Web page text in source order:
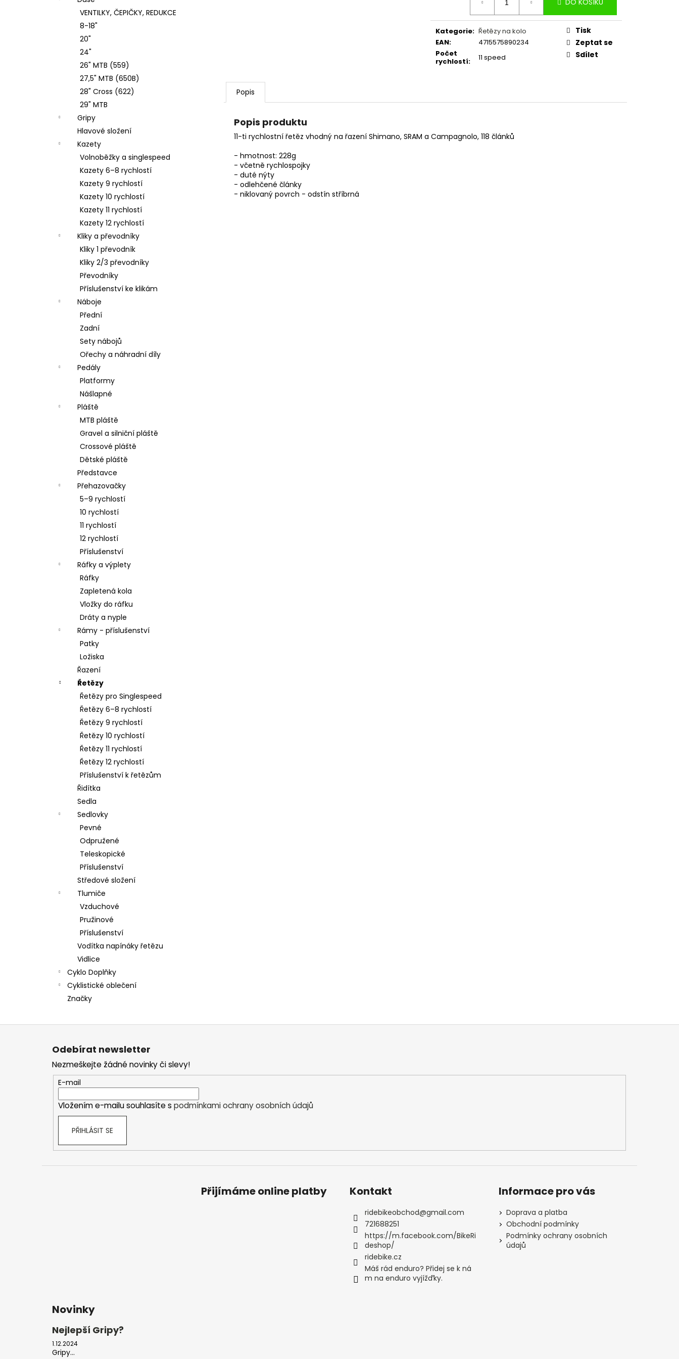
VENTILKY, ČEPIČKY, REDUKCE
8-18"
20"
24"
26" MTB (559)
27,5" MTB (650B)
28" Cross (622)
29" MTB
Gripy
Hlavové složení
Kazety
Volnoběžky a singlespeed
Kazety 6–8 rychlostí
Kazety 9 rychlostí
Kazety 10 rychlostí
Kazety 11 rychlostí
Kazety 12 rychlostí
Kliky a převodníky
Kliky 1 převodník
Kliky 2/3 převodníky
Převodníky
Příslušenství ke klikám
Náboje
Přední
Zadní
Sety nábojů
Ořechy a náhradní díly
Pedály
Platformy
Nášlapné
Pláště
MTB pláště
Gravel a silniční pláště
Crossové pláště
Dětské pláště
Představce
Přehazovačky
5–9 rychlostí
10 rychlostí
11 rychlostí
12 rychlostí
Příslušenství
Ráfky a výplety
Ráfky
Zapletená kola
Vložky do ráfku
Dráty a nyple
Rámy - příslušenství
Patky
Ložiska
Řazení
Řetězy
Řetězy pro Singlespeed
Řetězy 6–8 rychlostí
Řetězy 9 rychlostí
Řetězy 10 rychlostí
Řetězy 11 rychlostí
Řetězy 12 rychlostí
Příslušenství k řetězům
Řidítka
Sedla
Sedlovky
Pevné
Odpružené
Teleskopické
Příslušenství
Středové složení
Tlumiče
Vzduchové
Pružinové
Příslušenství
Vodítka napínáky řetězu
Vidlice
Cyklo Doplňky
Cyklistické oblečení
Značky
DO KOŠÍKU
Kategorie: Řetězy na kolo
EAN:
4715575890234
Počet
rychlostí: 11 speed
Tisk
Zeptat se
Sdílet
Popis
Popis produktu
11-ti rychlostní řetěz vhodný na řazení Shimano, SRAM a Campagnolo, 118 článků
- hmotnost: 228g
- včetně rychlospojky
- duté nýty
- odlehčené články
- niklovaný povrch - odstín stříbrná
Z
Odebírat newsletter
Nezmeškejte žádné novinky či slevy!
E-mail
Vložením e-mailu souhlasíte s podmínkami ochrany osobních údajů
PŘIHLÁSIT SE
Přijímáme online platby Kontakt
ridebikeobchod@gmail.com
721688251
https://m.facebook.com/BikeRi
deshop/
ridebike.cz
Máš rád enduro? Přidej se k ná
m na enduro vyjížďky.
Informace pro vás
Doprava a platba
Obchodní podmínky
Podmínky ochrany osobních
údajů
Novinky
Nejlepší Gripy?
1.12.2024
Gripy...